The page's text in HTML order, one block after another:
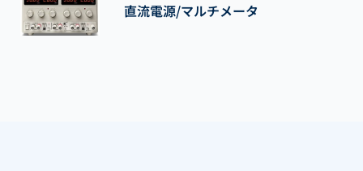
直流電源/マルチメータ